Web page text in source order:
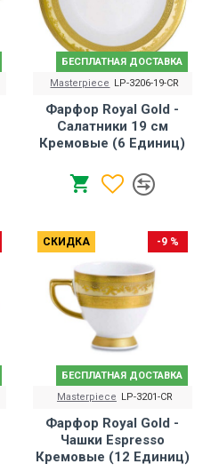
БЕСПЛАТНАЯ ДОСТАВКА
Masterpiece LP-3206-19-CR
Фарфор Royal Gold -
Салатники 19 cм
Кремовые (6 Единиц)
СКИДКА
БЕСПЛАТНАЯ ДОСТАВКА
-9 %
Masterpiece LP-3201-CR
Фарфор Royal Gold -
Чашки Еspresso
Кремовые (12 Единиц)